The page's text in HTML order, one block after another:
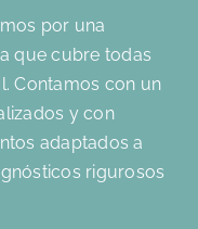
por una
que cubre todas
Contamos con un
y con
adaptados a
rigurosos